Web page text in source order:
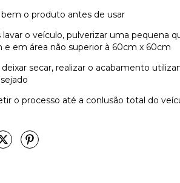
o produto antes de usar
o veículo, pulverizar uma pequena
e em área não superior à 60cm x 60cm
secar, realizar o acabamento
o processo até a conlusão total do